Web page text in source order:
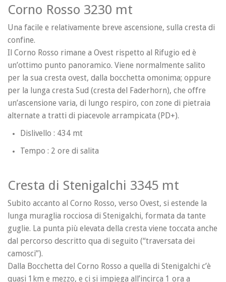
Corno Rosso 3230 mt
Una facile e relativamente breve ascensione, sulla cresta di
confine.
Il Corno Rosso rimane a Ovest rispetto al Rifugio ed è
un’ottimo punto panoramico. Viene normalmente salito
per la sua cresta ovest, dalla bocchetta omonima; oppure
per la lunga cresta Sud (cresta del Faderhorn), che offre
un’ascensione varia, di lungo respiro, con zone di pietraia
alternate a tratti di piacevole arrampicata (PD+).
Dislivello : 434 mt
Tempo : 2 ore di salita
Cresta di Stenigalchi 3345 mt
Subito accanto al Corno Rosso, verso Ovest, si estende la
lunga muraglia rocciosa di Stenigalchi, formata da tante
guglie. La punta più elevata della cresta viene toccata anche
dal percorso descritto qua di seguito (“traversata dei
camosci”).
Dalla Bocchetta del Corno Rosso a quella di Stenigalchi c’è
quasi 1km e mezzo, e ci si impiega all’incirca 1 ora a